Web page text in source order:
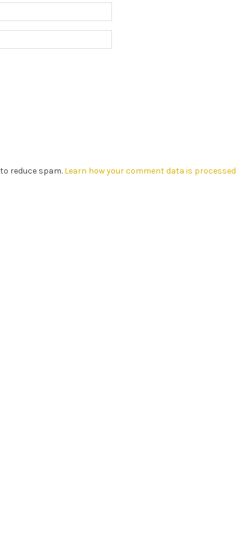
reduce spam. Learn how your comment data is processed